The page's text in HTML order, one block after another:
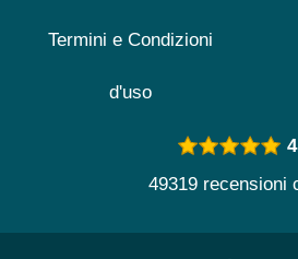
Termini e Condizioni
d'uso
49319 recensioni